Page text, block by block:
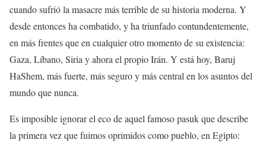
cuando sufrió la masacre más terrible de su historia moderna. Y
desde entonces ha combatido, y ha triunfado contundentemente,
en más frentes que en cualquier otro momento de su existencia:
Gaza, Líbano, Siria y ahora el propio Irán. Y está hoy, Baruj
HaShem, más fuerte, más seguro y más central en los asuntos del
mundo que nunca.
Es imposible ignorar el eco de aquel famoso pasuk que describe
la primera vez que fuimos oprimidos como pueblo, en Egipto: